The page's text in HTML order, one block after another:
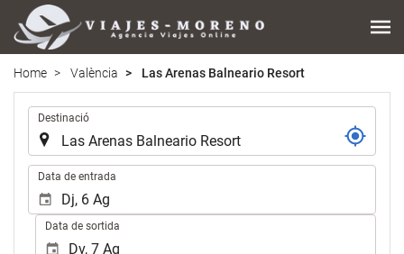
Home València Las Arenas Balneario Resort
Destinació
Data de entrada
Data de sortida